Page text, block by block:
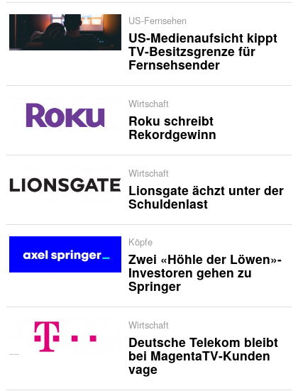
US-Fernsehen
US-Medienaufsicht kippt
TV-Besitzsgrenze für
Fernsehsender
Wirtschaft
Roku schreibt
Rekordgewinn
Wirtschaft
Lionsgate ächzt unter der
Schuldenlast
Köpfe
Zwei «Höhle der Löwen»-
Investoren gehen zu
Springer
Wirtschaft
Deutsche Telekom bleibt
bei MagentaTV-Kunden
vage